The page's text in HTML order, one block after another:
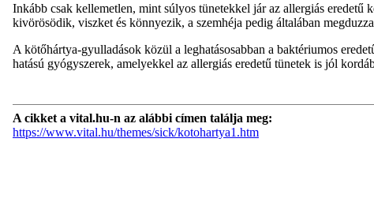
Inkább csak kellemetlen, mint súlyos tünetekkel jár az allergiás
kivörösödik, viszket és könnyezik, a szemhéja pedig általában
A kötőhártya-gyulladások közül a leghatásosabban a baktériumos
hatású gyógyszerek, amelyekkel az allergiás eredetű tünetek is jól
A cikket a vital.hu-n az alábbi címen találja meg:
https://www.vital.hu/themes/sick/kotohartya1.htm